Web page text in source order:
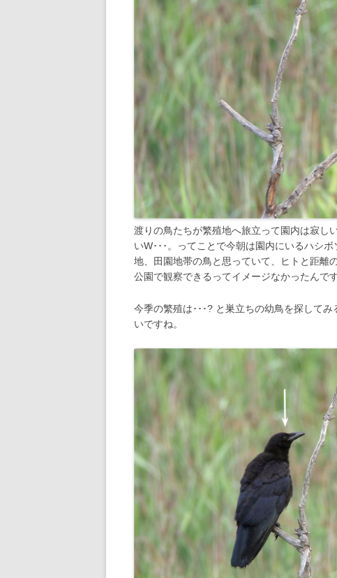
渡りの鳥たちが繁殖地へ旅立って園内は寂し
いW･･･。ってことで今朝は園内にいるハシ
地、田園地帯の鳥と思っていて、ヒトと距離
公園で観察できるってイメージなかったんで
今季の繁殖は･･･? と巣立ちの幼鳥を探して
いですね。